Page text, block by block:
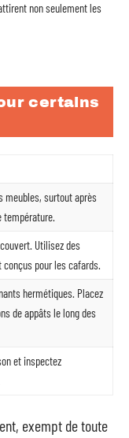
non seulement les
certains
meubles, surtout après
température.
Utilisez des
pour les cafards.
hermétiques. Placez
de appâts le long des
et inspectez
exempt de toute